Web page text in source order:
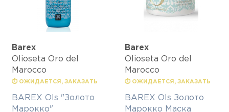
Barex
Olioseta Oro del
Marocco
⏱ ОЖИДАЕТСЯ, ЗАКАЗАТЬ
BAREX Ols "Золото
Марокко"
Barex
Olioseta Oro del
Marocco
⏱ ОЖИДАЕТСЯ, ЗАКАЗАТЬ
BAREX Ols Золото
Марокко Маска